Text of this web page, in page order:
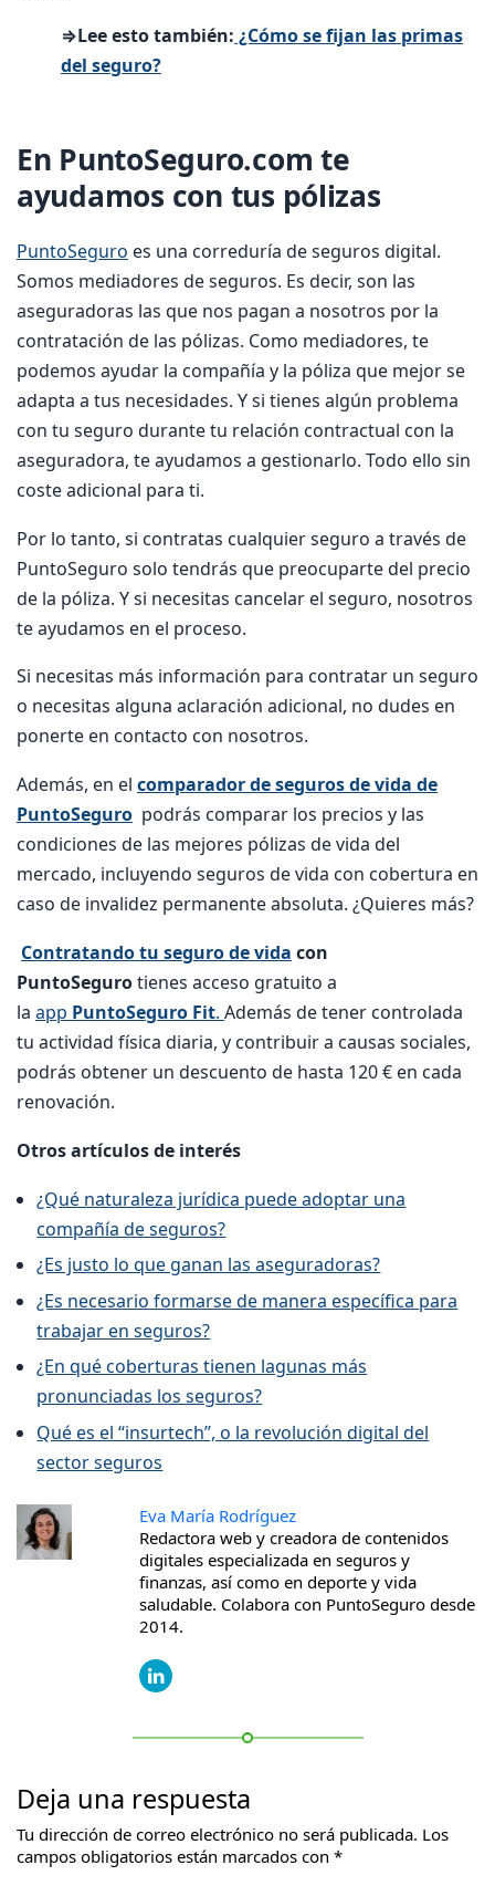
⇒Lee esto también: ¿Cómo se fijan las primas
del seguro?
En PuntoSeguro.com te
ayudamos con tus pólizas
PuntoSeguro es una correduría de seguros digital.
Somos mediadores de seguros. Es decir, son las
aseguradoras las que nos pagan a nosotros por la
contratación de las pólizas. Como mediadores, te
podemos ayudar la compañía y la póliza que mejor se
adapta a tus necesidades. Y si tienes algún problema
con tu seguro durante tu relación contractual con la
aseguradora, te ayudamos a gestionarlo. Todo ello sin
coste adicional para ti.
Por lo tanto, si contratas cualquier seguro a través de
PuntoSeguro solo tendrás que preocuparte del precio
de la póliza. Y si necesitas cancelar el seguro, nosotros
te ayudamos en el proceso.
Si necesitas más información para contratar un seguro
o necesitas alguna aclaración adicional, no dudes en
ponerte en contacto con nosotros.
Además, en el comparador de seguros de vida de
PuntoSeguro podrás comparar los precios y las
condiciones de las mejores pólizas de vida del
mercado, incluyendo seguros de vida con cobertura en
caso de invalidez permanente absoluta. ¿Quieres más?
Contratando tu seguro de vida con
PuntoSegurotienes acceso gratuito a
la app PuntoSeguro Fit. Además de tener controlada
tu actividad física diaria, y contribuir a causas sociales,
podrás obtener un descuento de hasta 120 € en cada
renovación.
Otros artículos de interés
¿Qué naturaleza jurídica puede adoptar una
compañía de seguros?
¿Es justo lo que ganan las aseguradoras?
¿Es necesario formarse de manera específica para
trabajar en seguros?
¿En qué coberturas tienen lagunas más
pronunciadas los seguros?
Qué es el “insurtech”, o la revolución digital del
sector seguros
Eva María Rodríguez
Redactora web y creadora de contenidos
digitales especializada en seguros y
finanzas, así como en deporte y vida
saludable. Colabora con PuntoSeguro desde
2014.
Deja una respuesta
Tu dirección de correo electrónico no será publicada. Los
campos obligatorios están marcados con *